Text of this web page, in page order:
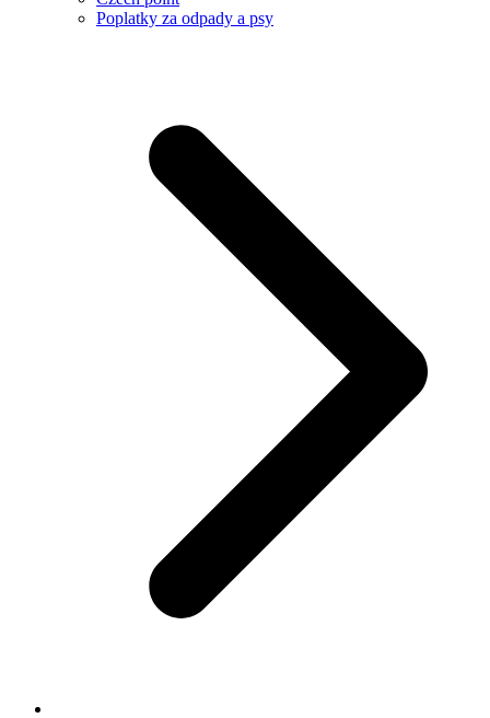
Poplatky za odpady a psy